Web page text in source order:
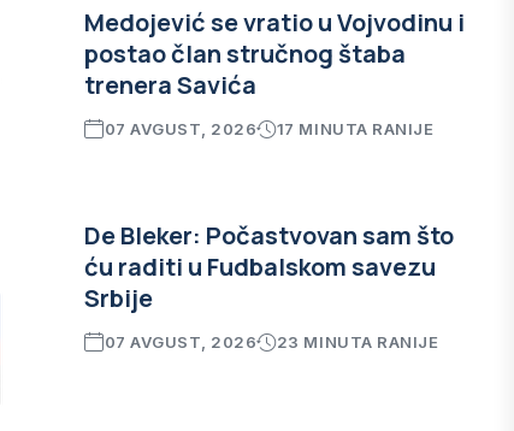
Medojević se vratio u Vojvodinu i
postao član stručnog štaba
trenera Savića
07 AVGUST, 2026 17 MINUTA RANIJE
De Bleker: Počastvovan sam što
ću raditi u Fudbalskom savezu
Srbije
07 AVGUST, 2026 23 MINUTA RANIJE